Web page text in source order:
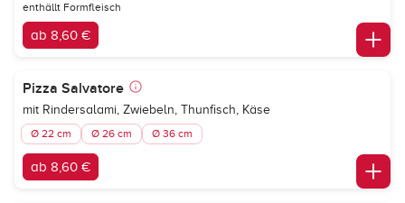
enthällt Formfleisch
ab 8,60 €
Pizza Salvatore
mit Rindersalami, Zwiebeln, Thunfisch, Käse
Ø 22 cm Ø 26 cm Ø 36 cm
ab 8,60 €